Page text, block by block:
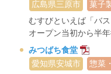
広島県三原市
菓子
むすびといえば「バ
オープン当初から半
みつばち食堂
愛知県安城市
惣菜